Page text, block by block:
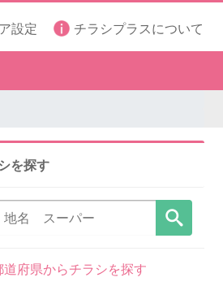
設定 チラシプラスについて
を探す
道府県からチラシを探す